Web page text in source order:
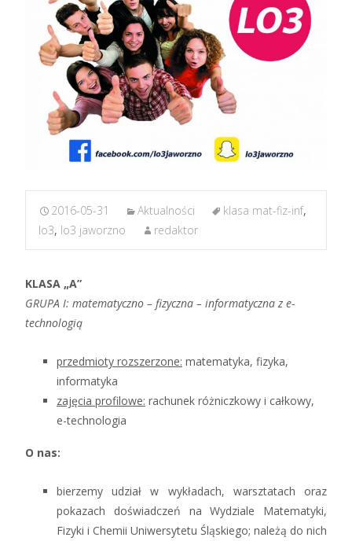
2016-05-31 Aktualności klasa mat-fiz-inf,
lo3, lo3 jaworzno redaktor
KLASA „A”
GRUPA I: matematyczno – fizyczna – informatyczna z e-
technologią
przedmioty rozszerzone: matematyka, fizyka,
informatyka
zajęcia profilowe: rachunek różniczkowy i całkowy,
e-technologia
O nas:
bierzemy udział w wykładach, warsztatach oraz
pokazach doświadczeń na Wydziale Matematyki,
Fizyki i Chemii Uniwersytetu Śląskiego; należą do nich